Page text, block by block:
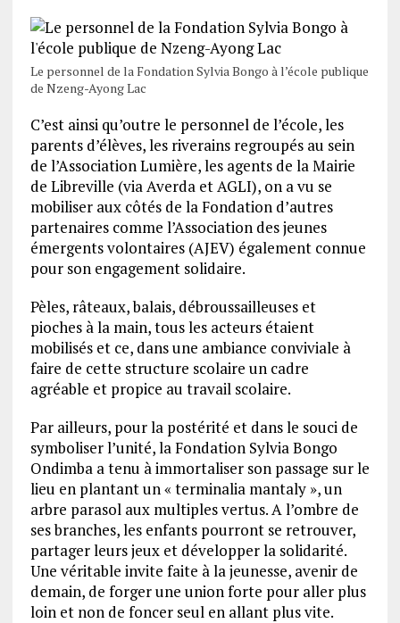
Le personnel de la Fondation Sylvia Bongo à l’école publique
de Nzeng-Ayong Lac
C’est ainsi qu’outre le personnel de l’école, les
parents d’élèves, les riverains regroupés au sein
de l’Association Lumière, les agents de la Mairie
de Libreville (via Averda et AGLI), on a vu se
mobiliser aux côtés de la Fondation d’autres
partenaires comme l’Association des jeunes
émergents volontaires (AJEV) également connue
pour son engagement solidaire.
Pèles, râteaux, balais, débroussailleuses et
pioches à la main, tous les acteurs étaient
mobilisés et ce, dans une ambiance conviviale à
faire de cette structure scolaire un cadre
agréable et propice au travail scolaire.
Par ailleurs, pour la postérité et dans le souci de
symboliser l’unité, la Fondation Sylvia Bongo
Ondimba a tenu à immortaliser son passage sur le
lieu en plantant un « terminalia mantaly », un
arbre parasol aux multiples vertus. A l’ombre de
ses branches, les enfants pourront se retrouver,
partager leurs jeux et développer la solidarité.
Une véritable invite faite à la jeunesse, avenir de
demain, de forger une union forte pour aller plus
loin et non de foncer seul en allant plus vite.